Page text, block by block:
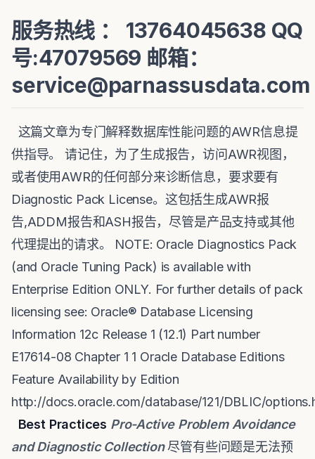
服务热线 ： 13764045638 QQ
号:47079569 邮箱：
service@parnassusdata.com
这篇文章为专门解释数据库性能问题的AWR信息提
供指导。 请记住，为了生成报告，访问AWR视图，
或者使用AWR的任何部分来诊断信息，要求要有
Diagnostic Pack License。这包括生成AWR报
告,ADDM报告和ASH报告，尽管是产品支持或其他
代理提出的请求。 NOTE: Oracle Diagnostics Pack
(and Oracle Tuning Pack) is available with
Enterprise Edition ONLY. For further details of pack
licensing see: Oracle® Database Licensing
Information 12c Release 1 (12.1) Part number
E17614-08 Chapter 1 1 Oracle Database Editions
Feature Availability by Edition
http://docs.oracle.com/database/121/DBLIC/
Best Practices Pro-Active Problem Avoidance
and Diagnostic Collection尽管有些问题是无法预